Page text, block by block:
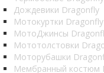
Дождевики Dragonfly
Мотокуртки Dragonfly
МотоДжинсы
Мототолстовки
Моторубашки
Мембранный костюм